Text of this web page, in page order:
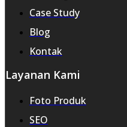
Case Study
Blog
Kontak
Layanan Kami
Foto Produk
SEO